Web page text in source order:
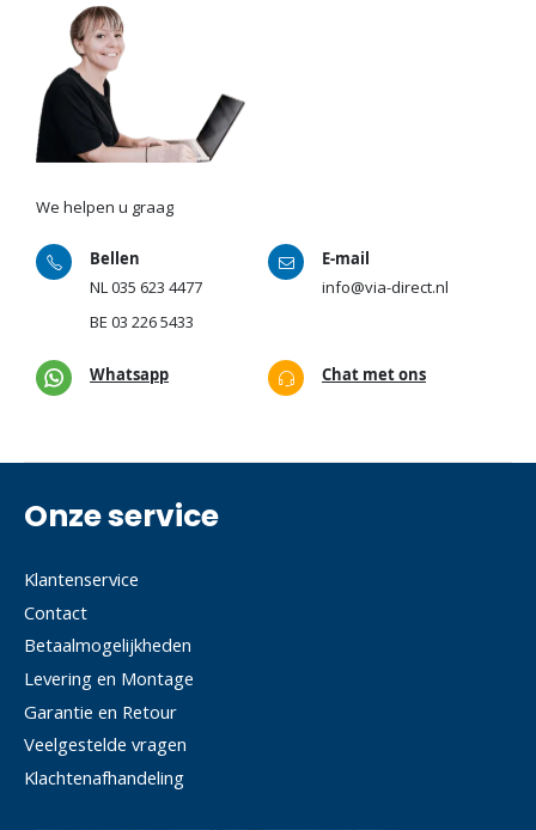
We helpen u graag
Bellen
NL 035 623 4477
BE 03 226 5433
E-mail
info@via-direct.nl
Whatsapp Chat met ons
Onze service
Klantenservice
Contact
Betaalmogelijkheden
Levering en Montage
Garantie en Retour
Veelgestelde vragen
Klachtenafhandeling